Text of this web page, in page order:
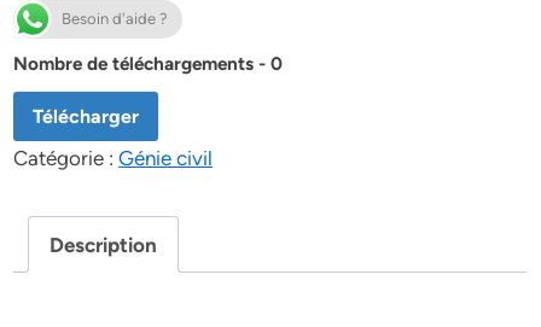
Besoin d'aide ?
Nombre de téléchargements - 0
Télécharger
Catégorie :Génie civil
Description